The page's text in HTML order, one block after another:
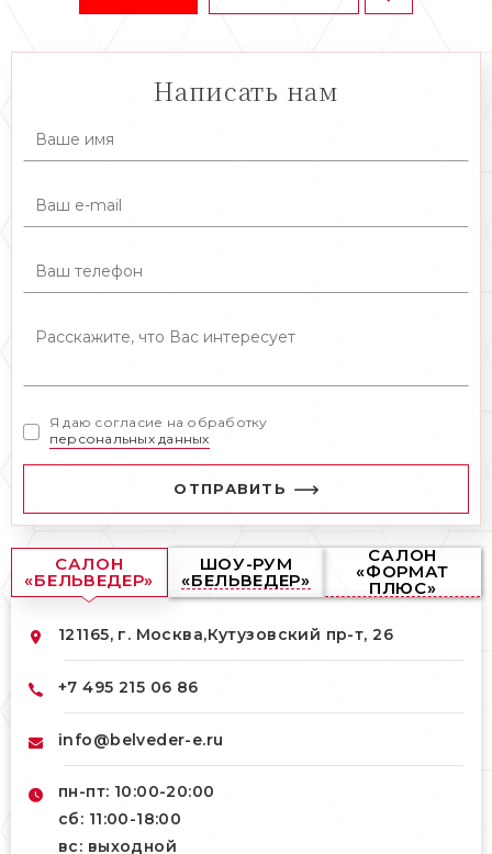
Написать нам
Я даю согласие на обработку
персональных данных
ОТПРАВИТЬ
САЛОН
«БЕЛЬВЕДЕР»
ШОУ-РУМ
«БЕЛЬВЕДЕР»
САЛОН
«ФОРМАТ
ПЛЮС»
121165, г. Москва,Кутузовский пр-т, 26
+7 495 215 06 86
info@belveder-e.ru
пн-пт: 10:00-20:00
сб: 11:00-18:00
вс: выходной